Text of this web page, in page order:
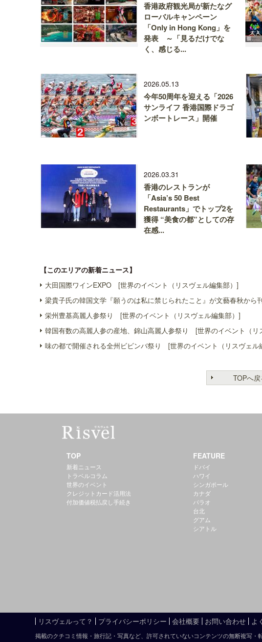
香港政府観光局が新たなグ
ローバルキャンペーン
「Only in Hong Kong」を
発表 ～「見るだけでな
く、感じる...
2026.05.13
今年50周年を迎える「2026
サンライフ 香港国際ドラゴ
ンボートレース」開催
2026.03.31
香港のレストランが
「Asia’s 50 Best
Restaurants」でトップ2を
獲得 “美食の都”としての存
在感...
【このエリアの新着ニュース】
大田国際ワインEXPO [世界のイベント（リスヴェル編集部）]
梁貴子氏の韓国文学『願うのは私に禁じられたこと』が文藝春秋か
栄州豊基高麗人参祭り [世界のイベント（リスヴェル編集部）]
韓国有数の高麗人参の産地、錦山高麗人参祭り [世界のイベント（リ
味の都で開催される全州ビビンバ祭り [世界のイベント（リスヴェル
TOPへ戻
TOP
新着ニュース
トラベルコラム
世界のイベント
クレジットカード活用法
付加価値税払戻し手続き
FEATURE
ドバイ
ハワイ
シンガポール
カナダ
パラオ
台北
グアム
シアトル
リスヴェルって？ プライバシーポリシー 会社概要 お問い合わせ よ
掲載のクチコミ情報・旅行記・写真など、許可されていないコンテンツの無断複写・